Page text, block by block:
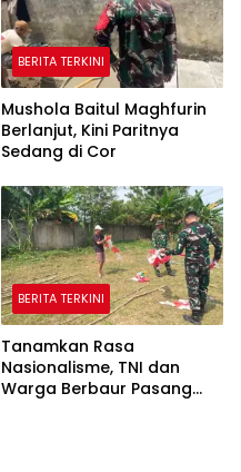
BERITA TERKINI
Mushola Baitul Maghfurin
Berlanjut, Kini Paritnya
Sedang di Cor
BERITA TERKINI
Tanamkan Rasa
Nasionalisme, TNI dan
Warga Berbaur Pasang